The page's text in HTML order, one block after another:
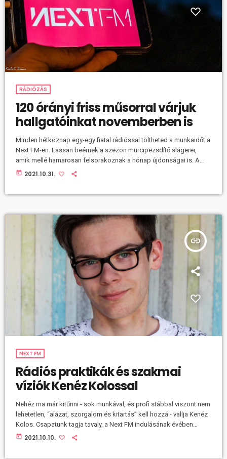
RÁDIÓZÁS
120 órányi friss műsorral várjuk
hallgatóinkat novemberben is
Minden hétköznap egy-egy fiatal rádióssal töltheted a munkaidőt a
Next FM-en. Lassan beérnek a szezon murcipezsdítő slágerei,
amik mellé hamarosan felsorakoznak a hónap újdonságai is. A
világhódító zenei csemegék mellé minden héten 30 órányi frissen
aktuális programajánlatokkal, 9.30-tól Lendvai Bia a Be Smart című
today 2021.10.31.
insert_link
NEXT FM
Rádiós praktikák és szakmai
víziók Kenéz Kolossal
Nehéz ma már kitűnni - sok munkával, és profi stábbal viszont nem
lehetetlen, “alázat, szorgalom és kitartás” kell hozzá - vallja Kenéz
Kolos. Csapatunk tagja tavaly, a Next FM indulásának évében
nyerte el a DUE (Diák- és Ifjúsági Újságírók Országos Egyesülete)
today 2021.10.10.